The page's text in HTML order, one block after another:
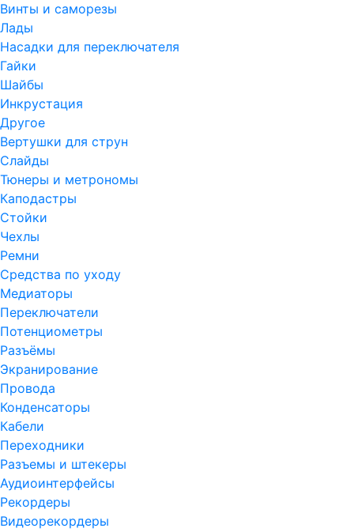
Винты и саморезы
Лады
Насадки для переключателя
Гайки
Шайбы
Инкрустация
Другое
Вертушки для струн
Слайды
Тюнеры и метрономы
Каподастры
Стойки
Чехлы
Ремни
Средства по уходу
Медиаторы
Переключатели
Потенциометры
Разъёмы
Экранирование
Провода
Конденсаторы
Кабели
Переходники
Разъемы и штекеры
Аудиоинтерфейсы
Рекордеры
Видеорекордеры